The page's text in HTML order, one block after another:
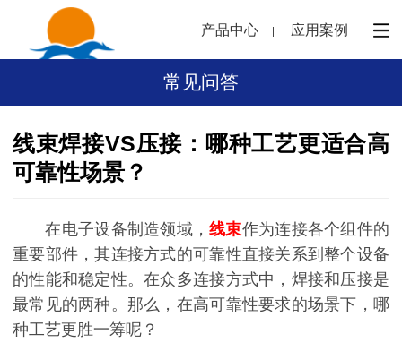
产品中心 应用案例
常见问答
线束焊接VS压接：哪种工艺更适合高
可靠性场景？
在电子设备制造领域，线束作为连接各个组件的
重要部件，其连接方式的可靠性直接关系到整个设备
的性能和稳定性。在众多连接方式中，焊接和压接是
最常见的两种。那么，在高可靠性要求的场景下，哪
种工艺更胜一筹呢？